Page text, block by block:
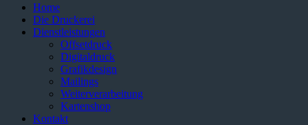
Home
Die Druckerei
Dienstleistungen
Offsetdruck
Digitaldruck
Grafikdesign
Mailings
Weiterverarbeitung
Kartenshop
Kontakt